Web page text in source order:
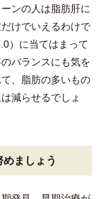
ンの人は脂肪肝に
けでいえるわけで
）に当てはまって
バランスにも気を
、脂肪の多いもの
減らせるでしょ
ましょう